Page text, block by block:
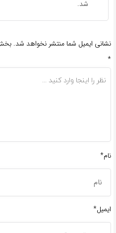
شد.
نشانی ایمیل شما منتشر نخواهد شد.
*
نام*
ایمیل*